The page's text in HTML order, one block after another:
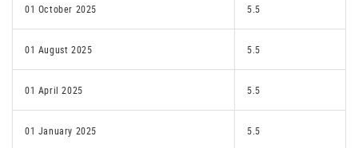
01 October 2025 5.5
01 August 2025 5.5
01 April 2025 5.5
01 January 2025 5.5